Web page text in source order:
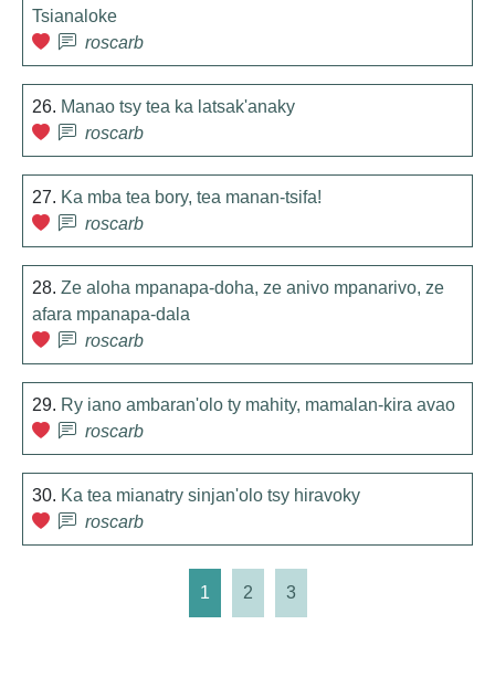
Tsianaloke
roscarb
26. Manao tsy tea ka latsak'anaky
roscarb
27. Ka mba tea bory, tea manan-tsifa!
roscarb
28. Ze aloha mpanapa-doha, ze anivo mpanarivo, ze
afara mpanapa-dala
roscarb
29. Ry iano ambaran'olo ty mahity, mamalan-kira avao
roscarb
30. Ka tea mianatry sinjan'olo tsy hiravoky
roscarb
1 2 3